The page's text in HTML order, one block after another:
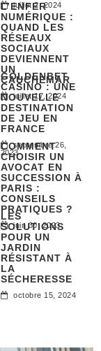
juillet 2, 2024
L’ENFER
NUMÉRIQUE :
QUAND LES
RÉSEAUX
SOCIAUX
DEVIENNENT
UN
CAUCHEMAR
juillet 17, 2024
GOLDENBET
CASINO : UNE
NOUVELLE
DESTINATION
DE JEU EN
FRANCE
septembre 26,
2023
COMMENT
CHOISIR UN
AVOCAT EN
SUCCESSION À
PARIS :
CONSEILS
PRATIQUES ?
juin 30, 2023
LES
SOLUTIONS
POUR UN
JARDIN
RÉSISTANT À
LA
SÉCHERESSE
octobre 15, 2024